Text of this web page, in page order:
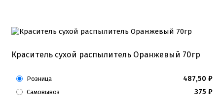
Краситель сухой распылитель Оранжевый 70гр
Розница 487,50 ₽
Самовывоз 375 ₽